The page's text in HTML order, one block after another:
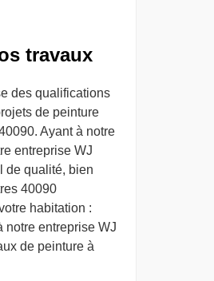
travaux
des qualifications
de peinture
Ayant à notre
entreprise WJ
de qualité, bien
40090
habitation :
notre entreprise WJ
de peinture à